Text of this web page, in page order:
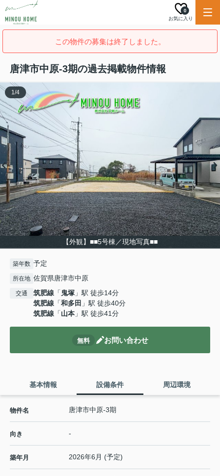
お気に入り
0
この物件の募集は終了しました。
唐津市中原-3期の過去掲載物件情報
【外観】■■5号棟／現地写真■■
1/4
築年数 予定
所在地 佐賀県唐津市中原
交通 筑肥線 「 鬼塚 」駅 徒歩14分
筑肥線 「和多田 」駅 徒歩40分
筑肥線 「山本 」駅 徒歩41分
無料 お問い合わせ
基本情報 設備条件 周辺環境
物件名 唐津市中原-3期
向き -
築年月 2026年6月 (予定)